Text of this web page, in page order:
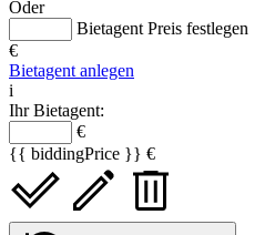
Oder
Bietagent Preis festlegen
€
Bietagent anlegen
i
Ihr Bietagent:
€
{{ biddingPrice }} €